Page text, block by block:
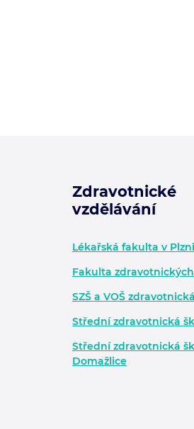
Zápatí - další
Zdravotnické
vzdělávání
Lékařská fakulta v
Fakulta
SZŠ a VOŠ
Střední zdravotnická
Střední zdravotnická
Domažlice